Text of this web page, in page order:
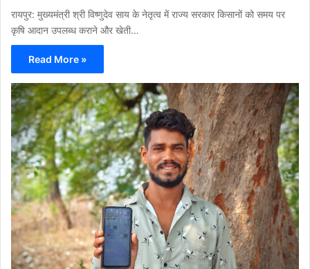
रायपुर: मुख्यमंत्री श्री विष्णुदेव साय के नेतृत्व में राज्य सरकार किसानों को समय पर
कृषि आदान उपलब्ध कराने और खेती…
Read More »